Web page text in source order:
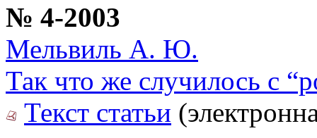
№ 4-2003
Мельвиль А. Ю.
Так что же случилось с
Текст статьи